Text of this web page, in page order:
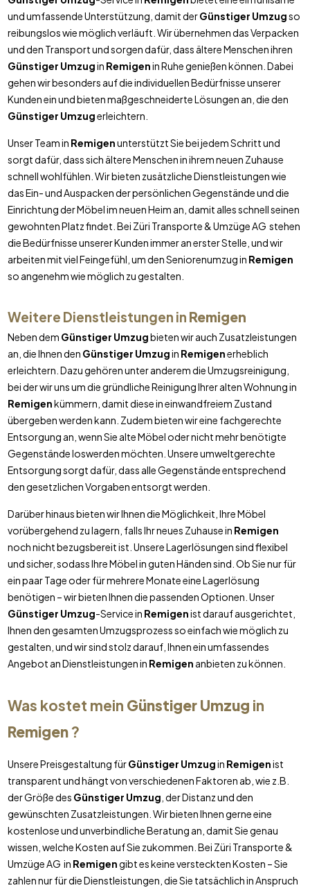
und umfassende Unterstützung, damit derGünstiger Umzugso
reibungslos wie möglich verläuft. Wir übernehmen das Verpacken
und den Transport und sorgen dafür, dass ältere Menschen ihren
Günstiger Umzugin Remigenin Ruhe genießen können. Dabei
gehen wir besonders auf die individuellen Bedürfnisse unserer
Kunden ein und bieten maßgeschneiderte Lösungen an, die den
Günstiger Umzugerleichtern.
Unser Team in Remigenunterstützt Sie bei jedem Schritt und
sorgt dafür, dass sich ältere Menschen in ihrem neuen Zuhause
schnell wohlfühlen. Wir bieten zusätzliche Dienstleistungen wie
das Ein- und Auspacken der persönlichen Gegenstände und die
Einrichtung der Möbel im neuen Heim an, damit alles schnell seinen
gewohnten Platz findet. Bei Züri Transporte & Umzüge AG stehen
die Bedürfnisse unserer Kunden immer an erster Stelle, und wir
arbeiten mit viel Feingefühl, um den Seniorenumzug in Remigen
so angenehm wie möglich zu gestalten.
Weitere Dienstleistungen in Remigen
Neben dem Günstiger Umzugbieten wir auch Zusatzleistungen
an, die Ihnen den Günstiger Umzugin Remigenerheblich
erleichtern. Dazu gehören unter anderem die Umzugsreinigung,
bei der wir uns um die gründliche Reinigung Ihrer alten Wohnung in
Remigenkümmern, damit diese in einwandfreiem Zustand
übergeben werden kann. Zudem bieten wir eine fachgerechte
Entsorgung an, wenn Sie alte Möbel oder nicht mehr benötigte
Gegenstände loswerden möchten. Unsere umweltgerechte
Entsorgung sorgt dafür, dass alle Gegenstände entsprechend
den gesetzlichen Vorgaben entsorgt werden.
Darüber hinaus bieten wir Ihnen die Möglichkeit, Ihre Möbel
vorübergehend zu lagern, falls Ihr neues Zuhause in Remigen
noch nicht bezugsbereit ist. Unsere Lagerlösungen sind flexibel
und sicher, sodass Ihre Möbel in guten Händen sind. Ob Sie nur für
ein paar Tage oder für mehrere Monate eine Lagerlösung
benötigen – wir bieten Ihnen die passenden Optionen. Unser
Günstiger Umzug-Service in Remigenist darauf ausgerichtet,
Ihnen den gesamten Umzugsprozess so einfach wie möglich zu
gestalten, und wir sind stolz darauf, Ihnen ein umfassendes
Angebot an Dienstleistungen in Remigen anbieten zu können.
Was kostet mein Günstiger Umzug in
Remigen?
Unsere Preisgestaltung fürGünstiger Umzugin Remigenist
transparent und hängt von verschiedenen Faktoren ab, wie z.B.
der Größe des Günstiger Umzug , der Distanz und den
gewünschten Zusatzleistungen. Wir bieten Ihnen gerne eine
kostenlose und unverbindliche Beratung an, damit Sie genau
wissen, welche Kosten auf Sie zukommen. Bei Züri Transporte &
Umzüge AG in Remigengibt es keine versteckten Kosten – Sie
zahlen nur für die Dienstleistungen, die Sie tatsächlich in Anspruch